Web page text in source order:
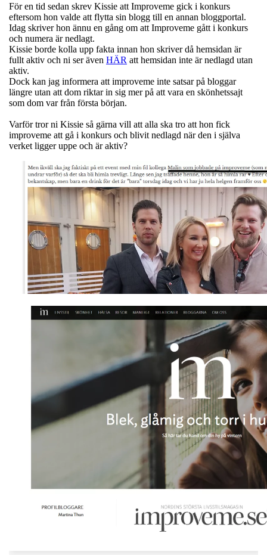
För en tid sedan skrev Kissie att Improveme gick i konkurs
eftersom hon valde att flytta sin blogg till en annan bloggportal.
Idag skriver hon ännu en gång om att Improveme gått i konkurs
och numera är nedlagt.
Kissie borde kolla upp fakta innan hon skriver då hemsidan är
fullt aktiv och ni ser även HÄR att hemsidan inte är nedlagd utan
aktiv.
Dock kan jag informera att improveme inte satsar på bloggar
längre utan att dom riktar in sig mer på att vara en skönhetssajt
som dom var från första början.
Varför tror ni Kissie så gärna vill att alla ska tro att hon fick
improveme att gå i konkurs och blivit nedlagd när den i själva
verket ligger uppe och är aktiv?